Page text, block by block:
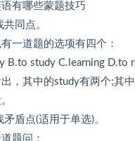
有哪些蒙题技巧
同点。
一道题的选项有四个：
B.to study C.learning D.to
出，其中的study有两个;其
矛盾点(适用于单选)。
题问：